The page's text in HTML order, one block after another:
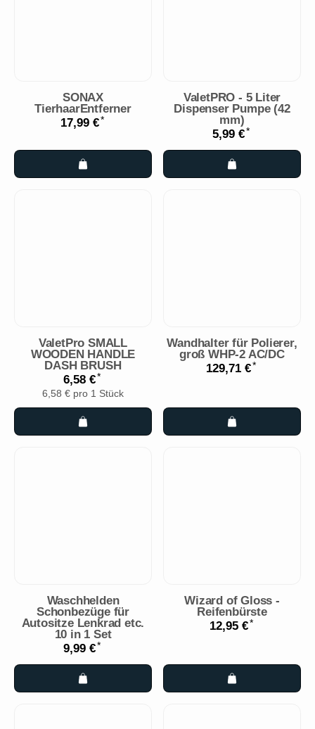
SONAX
TierhaarEntferner
17,99 €*
ValetPRO - 5 Liter
Dispenser Pumpe (42
mm)
5,99 €*
ValetPro SMALL
WOODEN HANDLE
DASH BRUSH
6,58 €*
6,58 € pro 1 Stück
Wandhalter für Polierer,
groß WHP-2 AC/DC
129,71 €*
Waschhelden
Schonbezüge für
Autositze Lenkrad etc.
10 in 1 Set
9,99 €*
Wizard of Gloss -
Reifenbürste
12,95 €*